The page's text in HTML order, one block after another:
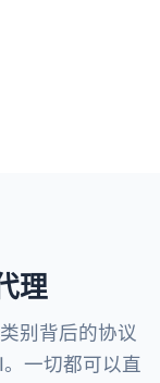
理
别背后的协议
一切都可以直